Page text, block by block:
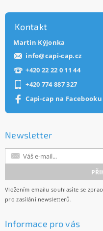
Kontakt
Martin Kýjonka
info@capi-cap.cz
+420 22 22 0 11 44
+420 774 887 327
Capi-cap na Facebooku
Newsletter
Vložením emailu souhlasíte se
pro zasílání newsletterů.
Informace pro vás